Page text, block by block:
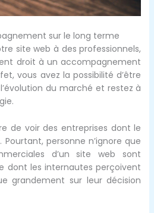
sur le long terme
site web à des professionnels,
droit à un accompagnement
vous avez la possibilité d’être
du marché et restez à
de voir des entreprises dont le
personne n’ignore que
d’un site web sont
dont les internautes perçoivent
grandement sur leur décision